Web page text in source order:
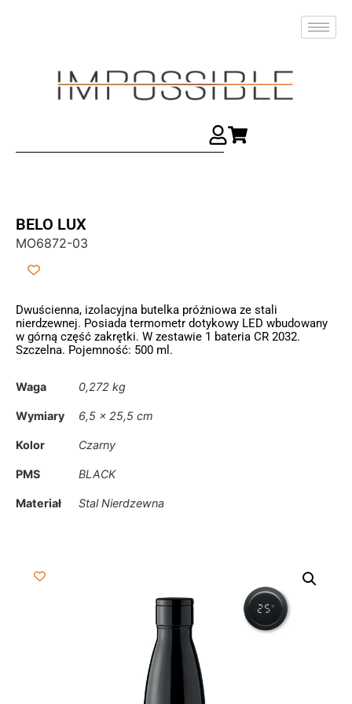
BELO LUX
MO6872-03
Dwuścienna, izolacyjna butelka próżniowa ze stali
nierdzewnej. Posiada termometr dotykowy LED wbudowany
w górną część zakrętki. W zestawie 1 bateria CR 2032.
Szczelna. Pojemność: 500 ml.
Waga 0,272 kg
Wymiary 6,5 × 25,5 cm
Kolor Czarny
PMS BLACK
Materiał Stal Nierdzewna